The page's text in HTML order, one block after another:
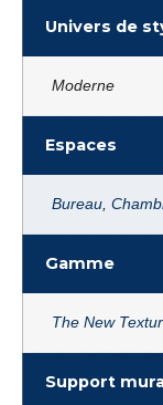
Univers de
Moderne
Espaces
Bureau
Gamme
The New
Support